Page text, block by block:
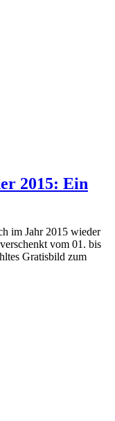
2015: Ein
im Jahr 2015 wieder
vom 01. bis
Gratisbild zum